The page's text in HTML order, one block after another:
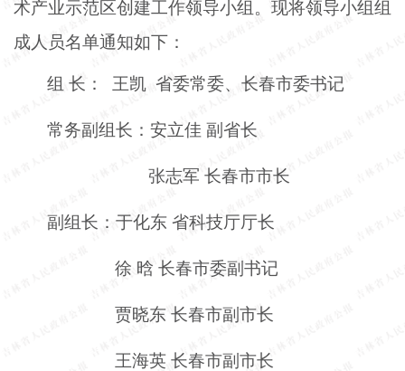
术产业示范区创建工作领导小组。现将领导小组组
成人员名单通知如下：
组 长： 王凯 省委常委、长春市委书记
常务副组长：安立佳 副省长
张志军 长春市市长
副组长：于化东 省科技厅厅长
徐 晗 长春市委副书记
贾晓东 长春市副市长
王海英 长春市副市长